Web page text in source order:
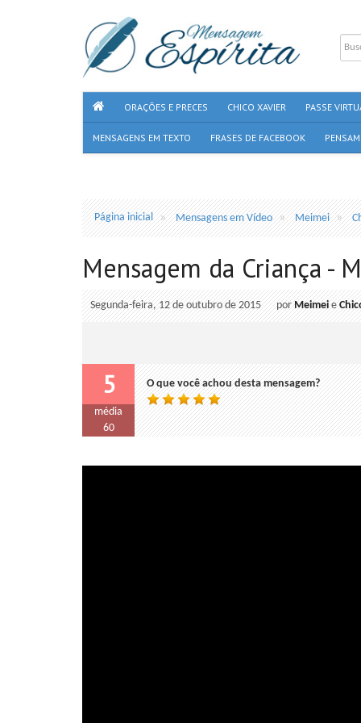
ORAÇÕES E PRECES CHICO XAVIER PASSE
MENSAGENS EM TEXTO FRASES DE FACEBOOK
Página inicial Mensagens em Vídeo Meimei
Mensagem da Criança -
Segunda-feira, 12 de outubro de 2015 porMeimeie
5
média
60
O que você achou desta mensagem?